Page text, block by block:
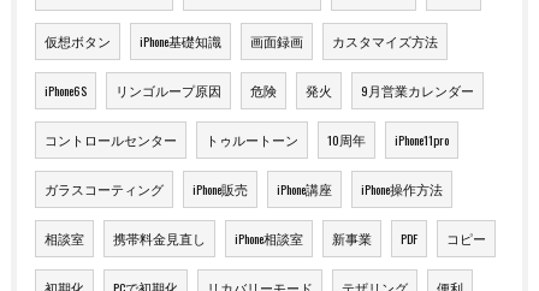
仮想ボタン iPhone基礎知識 画面録画 カスタマイズ方法
iPhone6S リンゴループ原因 危険 発火 9月営業カレンダー
コントロールセンター トゥルートーン 10周年 iPhone11pro
ガラスコーティング iPhone販売 iPhone講座 iPhone操作方法
相談室 携帯料金見直し iPhone相談室 新事業 PDF コピー